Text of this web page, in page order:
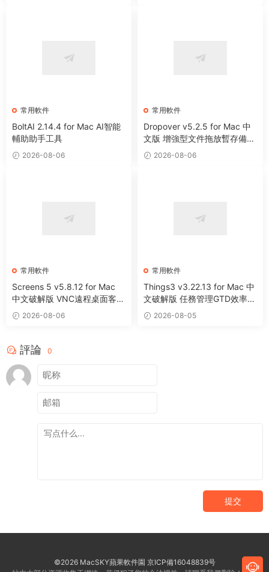
常用軟件
BoltAI 2.14.4 for Mac AI智能
輔助助手工具
2026-08-06
常用軟件
Dropover v5.2.5 for Mac 中
文版 增強型文件拖放暫存備用
整理工具
2026-08-06
常用軟件
Screens 5 v5.8.12 for Mac
中文破解版 VNC遠程桌面客戶
端應用程序
2026-08-06
常用軟件
Things3 v3.22.13 for Mac 中
文破解版 任務管理GTD效率工
具 2026-08-05
評論 0
提交
©2026 MacSKY蘋果軟件園 京ICP備16048839号